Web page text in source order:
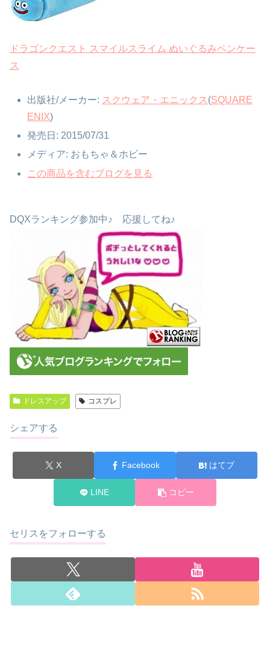
ドラゴンクエスト スマイルスライム ぬいぐるみペンケー
ス
出版社/メーカー: スクウェア・エニックス (SQUARE
ENIX)
発売日 : 2015/07/31
メディア: おもちゃ＆ホビー
この商品を含むブログを見る
DQXランキング参加中♪ 応援してね♪
ドレスアップ コスプレ
シェアする
X Facebook はてブ
LINE コピー
セリスをフォローする